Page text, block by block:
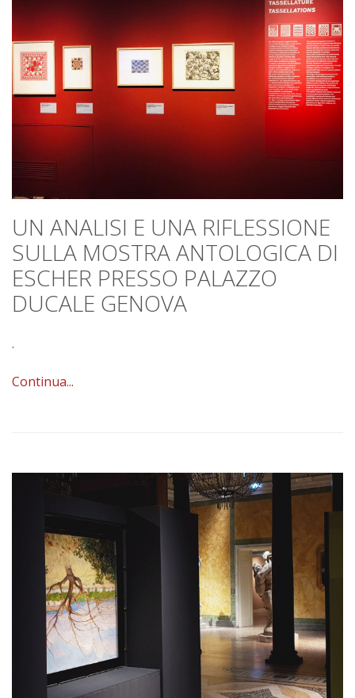
UN ANALISI E UNA RIFLESSIONE
SULLA MOSTRA ANTOLOGICA DI
ESCHER PRESSO PALAZZO
DUCALE GENOVA
.
Continua...